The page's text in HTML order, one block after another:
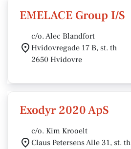
EMELACE Group I/S
c/o. Alec Blandfort
Hvidovregade 17 B, st. th
2650 Hvidovre
Exodyr 2020 ApS
c/o. Kim Krooelt
Claus Petersens Alle 31, st. th